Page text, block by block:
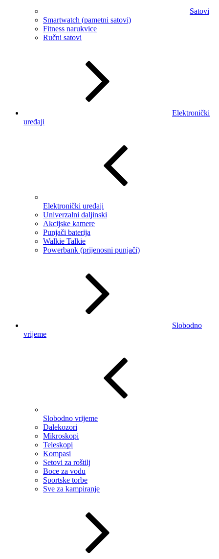
Satovi
Smartwatch (pametni satovi)
Fitness narukvice
Ručni satovi
Elektronički
uređaji
Elektronički uređaji
Univerzalni daljinski
Akcijske kamere
Punjači baterija
Walkie Talkie
Powerbank (prijenosni punjači)
Slobodno
vrijeme
Slobodno vrijeme
Dalekozori
Mikroskopi
Teleskopi
Kompasi
Setovi za roštilj
Boce za vodu
Sportske torbe
Sve za kampiranje